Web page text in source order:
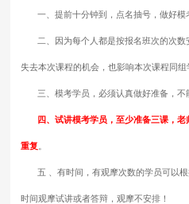
一、提前十分钟到，点名抽号，做好模
二、因为每个人都是按报名班次的次数
失去本次课程的机会，也影响本次课程同组
三、模考学员，必须认真做好准备，不
四、试讲模考学员，至少准备三课，
重复
五 、有时间，有观摩次数的学员可以根
时间观摩试讲或者答辩，观摩不安排！